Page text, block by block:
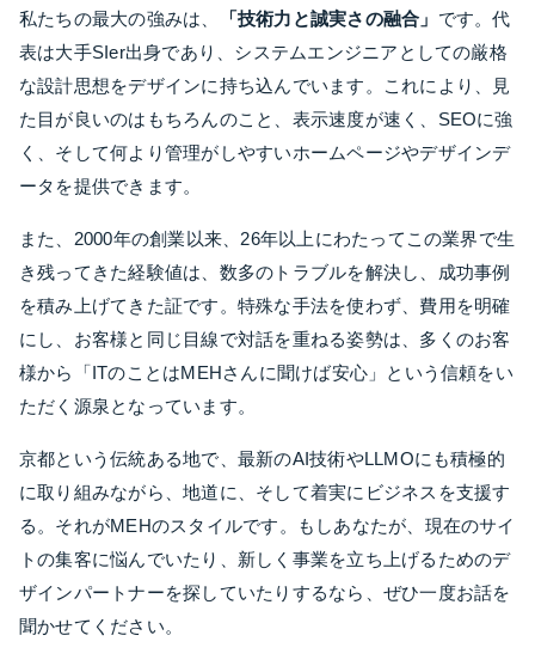
私たちの最大の強みは、 「技術力と誠実さの融合」 です。代
表は大手SIer出身であり、システムエンジニアとしての厳格
な設計思想をデザインに持ち込んでいます。これにより、見
た目が良いのはもちろんのこと、表示速度が速く、SEOに強
く、そして何より管理がしやすいホームページやデザインデ
ータを提供できます。
また、2000年の創業以来、26年以上にわたってこの業界で生
き残ってきた経験値は、数多のトラブルを解決し、成功事例
を積み上げてきた証です。特殊な手法を使わず、費用を明確
にし、お客様と同じ目線で対話を重ねる姿勢は、多くのお客
様から「ITのことはMEHさんに聞けば安心」という信頼をい
ただく源泉となっています。
京都という伝統ある地で、最新のAI技術やLLMOにも積極的
に取り組みながら、地道に、そして着実にビジネスを支援す
る。それがMEHのスタイルです。もしあなたが、現在のサイ
トの集客に悩んでいたり、新しく事業を立ち上げるためのデ
ザインパートナーを探していたりするなら、ぜひ一度お話を
聞かせてください。